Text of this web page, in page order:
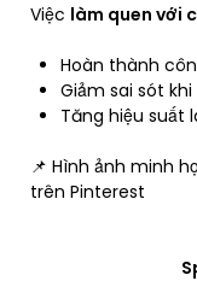
Việc làm quen với
Hoàn thành
Giảm sai sót
Tăng hiệu suất
📌 Hình ảnh minh
trên Pinterest